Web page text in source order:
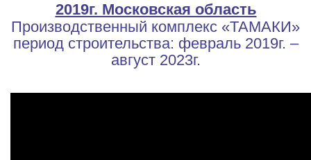
2019г. Московская область
Производственный комплекс «ТАМАКИ»
период строительства: февраль 2019г. –
август 2023г.